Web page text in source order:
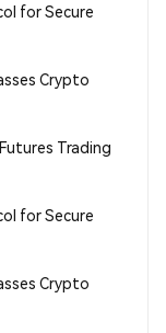
for Secure
Crypto
Trading
for Secure
Crypto